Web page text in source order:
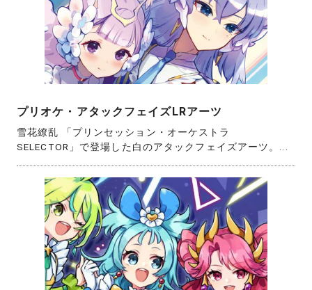
プリオケ・アタックフェイズLRアーツ
雪花繚乱 「プリンセッション・オーケストラ
SELECTOR」で登場した白のアタックフェイズアーツ。...